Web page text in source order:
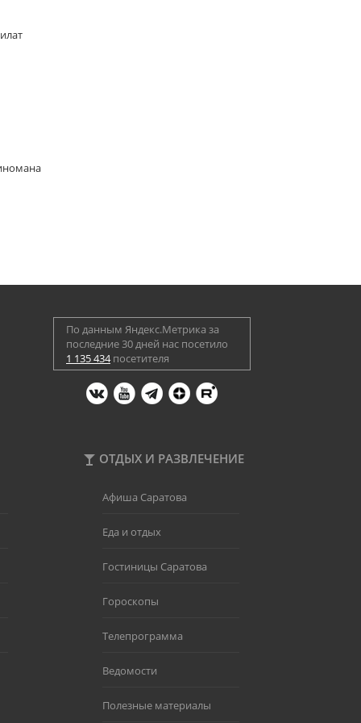
По данным Яндекс.Метрика за
последние 30 дней нас посетило
1 135 434посетителя
ОТДЫХ И РАЗВЛЕЧЕНИЕ
Афиша Саратова
Еда и отдых
Гостиницы Саратова
Гороскопы
Телепрограмма
Ведомости
Полезные материалы